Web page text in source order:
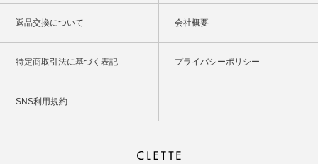
返品交換について 会社概要
特定商取引法に基づく表記 プライバシーポリシー
SNS利用規約